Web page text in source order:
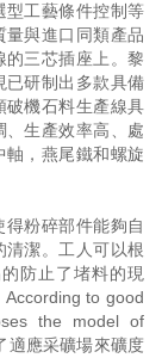
型工藝條件控制等
與進口同類產品
三芯插座上。黎
已研制出多款具備
破機石料生產線具
生產效率高、處
，燕尾鐵和螺旋
粉碎部件能夠自
潔。工人可以根
防止了堵料的現
to good
the model of
適應采礦場來礦度